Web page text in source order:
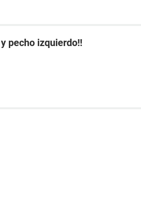
pecho izquierdo!!